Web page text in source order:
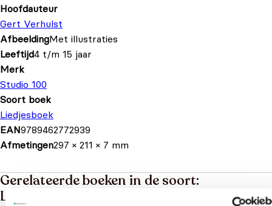
Hoofdauteur
Gert Verhulst
AfbeeldingMet illustraties
Leeftijd4 t/m 15 jaar
Merk
Studio 100
Soort boek
Liedjesboek
EAN9789462772939
Afmetingen297 × 211 × 7 mm
Gerelateerde boeken in de soort:
Liedjesboek